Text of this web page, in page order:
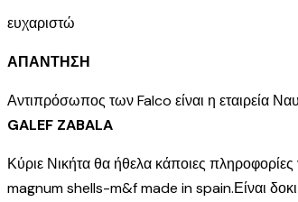
ευχαριστώ
ΑΠΑΝΤΗΣΗ
Αντιπρόσωπος των Falco είναι η εταιρεία
GALEF ZABALA
Κύριε Νικήτα θα ήθελα κάποιες
magnum shells-m&f made in spain.Είναι